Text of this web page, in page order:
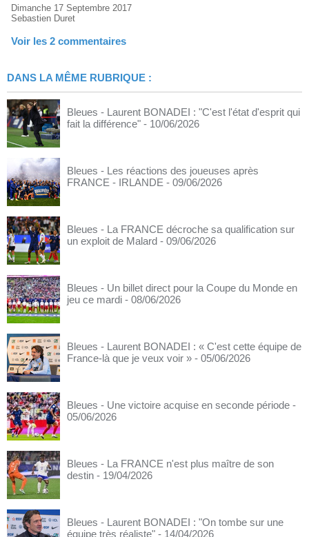
Dimanche 17 Septembre 2017
Sebastien Duret
Voir les 2 commentaires
DANS LA MÊME RUBRIQUE :
Bleues - Laurent BONADEI : "C'est l'état d'esprit qui
fait la différence" - 10/06/2026
Bleues - Les réactions des joueuses après
FRANCE - IRLANDE - 09/06/2026
Bleues - La FRANCE décroche sa qualification sur
un exploit de Malard - 09/06/2026
Bleues - Un billet direct pour la Coupe du Monde en
jeu ce mardi - 08/06/2026
Bleues - Laurent BONADEI : « C'est cette équipe de
France-là que je veux voir » - 05/06/2026
Bleues - Une victoire acquise en seconde période -
05/06/2026
Bleues - La FRANCE n'est plus maître de son
destin - 19/04/2026
Bleues - Laurent BONADEI : "On tombe sur une
équipe très réaliste" - 14/04/2026